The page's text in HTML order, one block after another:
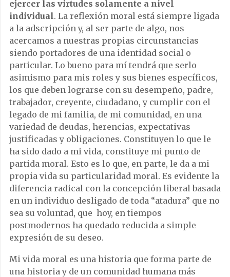
ejercer las virtudes solamente a nivel
individual. La reflexión moral está siempre ligada
a la adscripción y, al ser parte de algo, nos
acercamos a nuestras propias circunstancias
siendo portadores de una identidad social o
particular. Lo bueno para mí tendrá que serlo
asimismo para mis roles y sus bienes específicos,
los que deben lograrse con su desempeño, padre,
trabajador, creyente, ciudadano, y cumplir con el
legado de mi familia, de mi comunidad, en una
variedad de deudas, herencias, expectativas
justificadas y obligaciones. Constituyen lo que le
ha sido dado a mi vida, constituye mi punto de
partida moral. Esto es lo que, en parte, le da a mi
propia vida su particularidad moral. Es evidente la
diferencia radical con la concepción liberal basada
en un individuo desligado de toda “atadura” que no
sea su voluntad, que hoy, en tiempos
postmodernos ha quedado reducida a simple
expresión de su deseo.
Mi vida moral es una historia que forma parte de
una historia y de un comunidad humana más